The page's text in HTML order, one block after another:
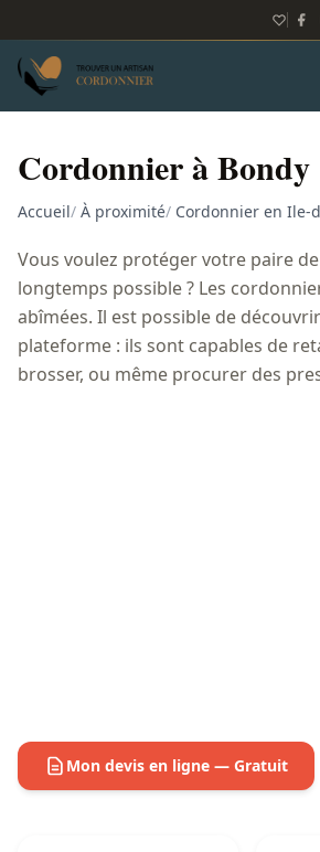
Cordonnier à Bondy
Accueil/ À proximité/ Cordonnier en Ile-
Vous voulez protéger votre paire
longtemps possible ? Les
abîmées. Il est possible de découvrir
plateforme : ils sont capables de
brosser, ou même procurer des
Mon devis en ligne — Gratuit